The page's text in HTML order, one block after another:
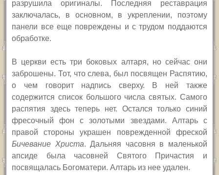
разрушила оригиналы. Последняя реставрация
заключалась, в основном, в укреплении, поэтому
панели все еще повреждены и с трудом поддаются
обработке.
В церкви есть три боковых алтаря, но сейчас они
заброшены. Тот, что слева, был посвящен Распятию,
о чем говорит надпись сверху. В ней также
содержится список большого числа святых. Самого
распятия здесь теперь нет. Остался только синий
фресочный фон с золотыми звездами. Алтарь с
правой стороны украшен поврежденной фреской
Бичевание Христа. Дальняя часовня в маленькой
апсиде была часовней Святого Причастия и
посвящалась Богоматери. Алтарь из нее удален.